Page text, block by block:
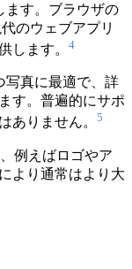
ます。ブラウザの
のウェブアプリ
します。 4
写真に最適で、詳
す。普遍的にサポ
ありません。 5
例えばロゴやア
より通常はより大